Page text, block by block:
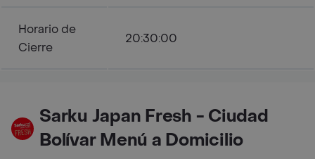
Horario de
Cierre
20:30:00
Sarku Japan Fresh - Ciudad
Bolívar Menú a Domicilio